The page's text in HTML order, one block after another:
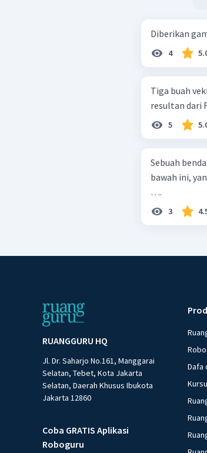
4
Tiga buah vektor
resultan dari
5
Sebuah
bawah ini,
….
3
RUANGGURU HQ
Jl. Dr. Saharjo No.161, Manggarai
Selatan, Tebet, Kota Jakarta
Selatan, Daerah Khusus Ibukota
Jakarta 12860
Coba GRATIS Aplikasi
Roboguru
Dafa